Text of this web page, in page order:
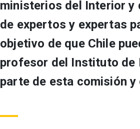
ministerios del Interior y
de expertos y expertas
objetivo de que Chile
profesor del Instituto de
parte de esta comisión